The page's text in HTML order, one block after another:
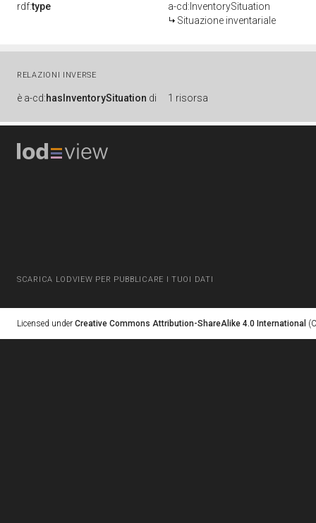
rdf:type
a-cd:InventorySituation
Situazione inventariale
RELAZIONI INVERSE
è a-cd:hasInventorySituation di 1 risorsa
SCARICA LODVIEW PER PUBBLICARE I TUOI DATI
Licensed under Creative Commons Attribution-ShareAlike 4.0 International